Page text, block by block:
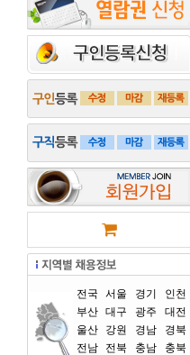
전국 서울 경기
인천
부산 대구 광주
대전
울산
강원 경남
경북
전남
전북 충남
충북